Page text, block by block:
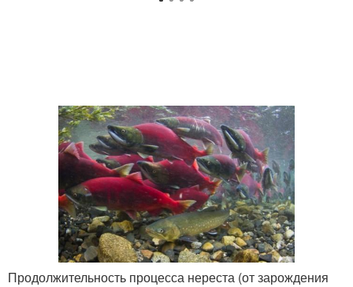
Продолжительность процесса нереста (от зарождения